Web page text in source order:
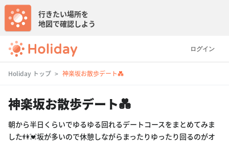
ログイン
行きたい場所を
地図で確認しよう
Holiday トップ 神楽坂お散歩デート💑
神楽坂お散歩デート💑
朝から半日くらいでゆるゆる回れるデートコースをまとめてみま
した👫💓坂が多いので休憩しながらまったりゆったり回るのがオ